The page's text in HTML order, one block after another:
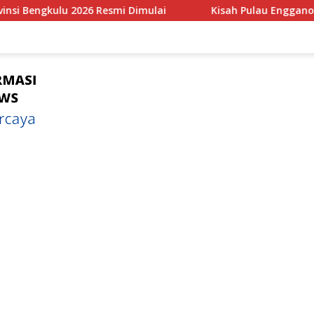
Kisah Pulau Enggano Tempat Pertemuan